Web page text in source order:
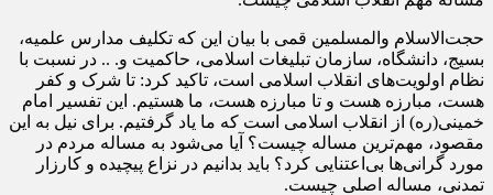
حجت‌الاسلام والمسلمین قمی با بیان این که تکلیف مدارس علمیه،
بسیج، دانشگاه، سازمان تبلیغات اسلامی، حاکمیت و. .. در نسبت با
نظام اولویت‌های انقلاب اسلامی است، تاکید کرد: تا شرک و کفر
هست، مبارزه هست و تا مبارزه هست، ما هستیم. این تفسیر امام
خمینی(ره) از انقلاب اسلامی است که ما یاد گرفتیم. برای نیل به این
مقصود، مهم‌ترین مساله چیست؟ آیا می‌شود به مساله مردم در
مورد گرانی‌ها بی‌اعتنایی کرد؟ باید بدانیم در نزاع پیچیده و کارزار
تمدنی، مساله اصلی چیست.